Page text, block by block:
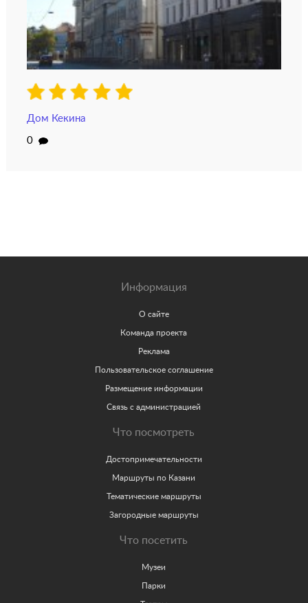
Дом Кекина
0
Информация
О сайте
Команда проекта
Реклама
Пользовательское соглашение
Размещение информации
Связь с администрацией
Что посмотреть
Достопримечательности
Маршруты по Казани
Тематические маршруты
Загородные маршруты
Что посетить
Музеи
Парки